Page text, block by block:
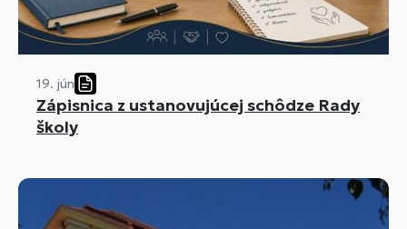
19. jún
Zápisnica z ustanovujúcej schôdze Rady
školy